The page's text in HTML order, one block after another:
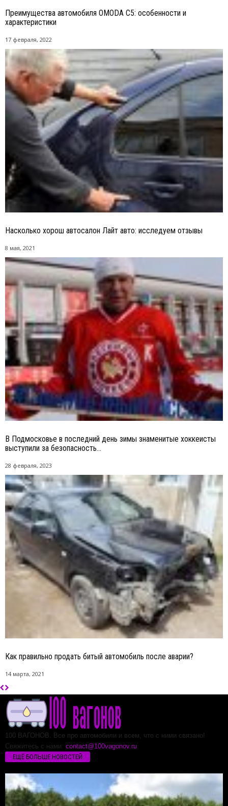
Преимущества автомобиля OMODA C5: особенности и
характеристики
17 февраля, 2022
Насколько хорош автосалон Лайт авто: исследуем отзывы
8 мая, 2021
В Подмосковье в последний день зимы знаменитые хоккеисты
выступили за безопасность...
28 февраля, 2023
Как правильно продать битый автомобиль после аварии?
14 марта, 2021
100 ВАГОНОВ. Все про автомобили и всем, что с ними связано!
Свяжитесь с нами: contact@100vagonov.ru
ЕЩЁ БОЛЬШЕ НОВОСТЕЙ